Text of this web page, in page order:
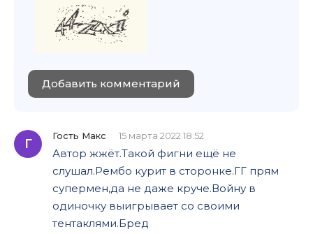
Добавить комментарий
Г
Гость Макс 15 марта 2022 18:52
Автор жжёт.Такой фигни ещё не
слушал.Рембо курит в сторонке.ГГ прям
супермен,да не даже круче.Войну в
одиночку выигрывает со своими
тентаклями.Бред